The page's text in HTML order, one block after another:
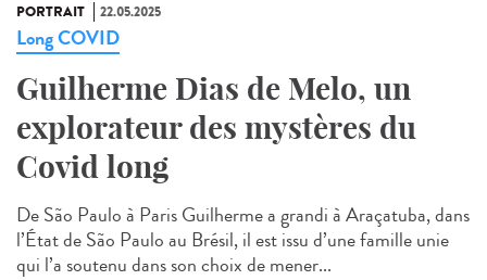
PORTRAIT 22.05.2025
Long COVID
Guilherme Dias de Melo, un
explorateur des mystères du
Covid long
De São Paulo à Paris Guilherme a grandi à Araçatuba, dans
l’État de São Paulo au Brésil, il est issu d’une famille unie
qui l’a soutenu dans son choix de mener...